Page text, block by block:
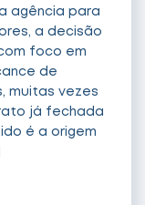
agência para
a decisão
foco em
de
muitas vezes
já fechada
é a origem